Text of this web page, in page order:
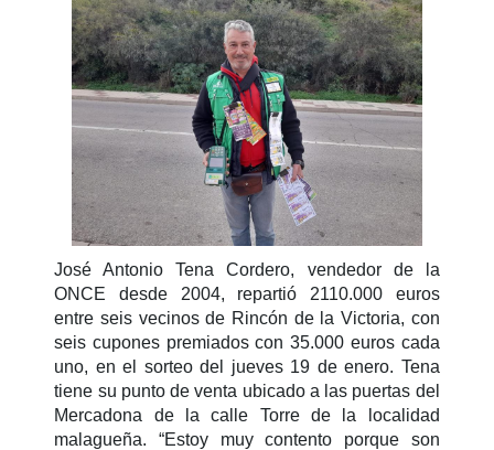
José Antonio Tena Cordero, vendedor de la
ONCE desde 2004, repartió 2110.000 euros
entre seis vecinos de Rincón de la Victoria, con
seis cupones premiados con 35.000 euros cada
uno, en el sorteo del jueves 19 de enero. Tena
tiene su punto de venta ubicado a las puertas del
Mercadona de la calle Torre de la localidad
malagueña. “Estoy muy contento porque son